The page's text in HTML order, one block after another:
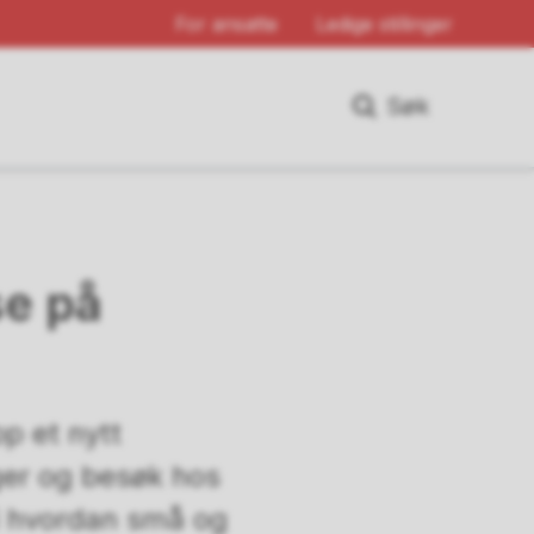
For ansatte Ledige stillinger
Søk
på
et nytt
og besøk hos
små og